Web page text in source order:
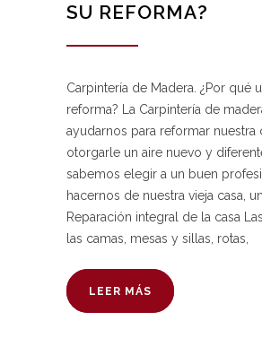
SU REFORMA?
Carpintería de Madera. ¿Por qué
reforma? La Carpintería de
ayudarnos para reformar nuestra
otorgarle un aire nuevo y
sabemos elegir a un buen
hacernos de nuestra vieja casa,
Reparación integral de la casa
las camas, mesas y sillas, rotas,
LEER MÁS